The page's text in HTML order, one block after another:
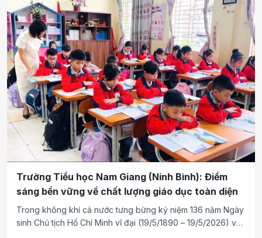
Trường Tiểu học Nam Giang (Ninh Bình): Điểm
sáng bền vững về chất lượng giáo dục toàn diện
Trong không khí cả nước tưng bừng kỷ niệm 136 năm Ngày
sinh Chủ tịch Hồ Chí Minh vĩ đại (19/5/1890 – 19/5/2026) và